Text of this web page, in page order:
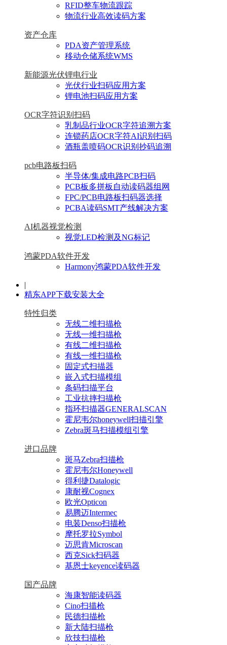
RFID整车物流跟踪
物流行业高效读码方案
资产仓库
PDA资产管理系统
移动仓储系统WMS
新能源光伏锂电行业
光伏行业扫码应用方案
锂电池扫码应用方案
OCR字符识别扫码
乳制品行业OCR字符追溯方案
连锁药店OCR字符AI识别扫码
酒瓶盖喷码OCR识别抄码追溯
pcb电路板扫码
半导体/集成电路PCB扫码
PCB板多拼板自动读码器组网
FPC/PCB电路板扫码器选择
PCBA读码SMT产线解决方案
AI机器视觉检测
视觉LED检测及NG标记
鸿蒙PDA软件开发
Harmony鸿蒙PDA软件开发
|
精东APP下载安装大全
特性归类
无线二维扫描枪
无线一维扫描枪
有线二维扫描枪
有线一维扫描枪
固定式扫描器
嵌入式扫描模组
条码扫描平台
工业抗摔扫描枪
指环扫描器GENERALSCAN
霍尼韦尔honeywell扫描引擎
Zebra斑马扫描模组引擎
进口品牌
斑马Zebra扫描枪
霍尼韦尔Honeywell
得利捷Datalogic
康耐视Cognex
欧光Opticon
易腾迈Intermec
电装Denso扫描枪
摩托罗拉Symbol
迈思肯Microscan
西克Sick扫码器
基恩士keyence读码器
国产品牌
海康智能读码器
Cino扫描枪
民德扫描枪
新大陆扫描枪
欣技扫描枪